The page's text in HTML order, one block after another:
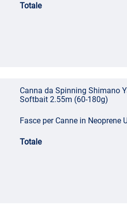
Totale
Canna da Spinning Shimano
Softbait 2.55m (60-180g)
Fasce per Canne in Neoprene
Totale